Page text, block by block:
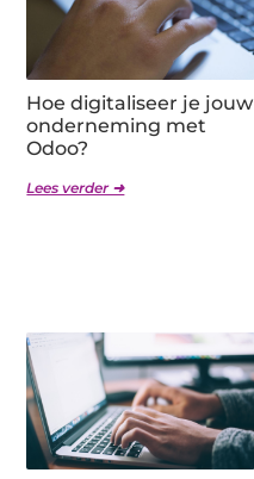
Hoe digitaliseer je jouw
onderneming met
Odoo?
Lees verder ➜